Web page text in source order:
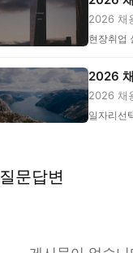
2026 채
...
현장취업
2026
2026 채
채...
일자리선
질문답변